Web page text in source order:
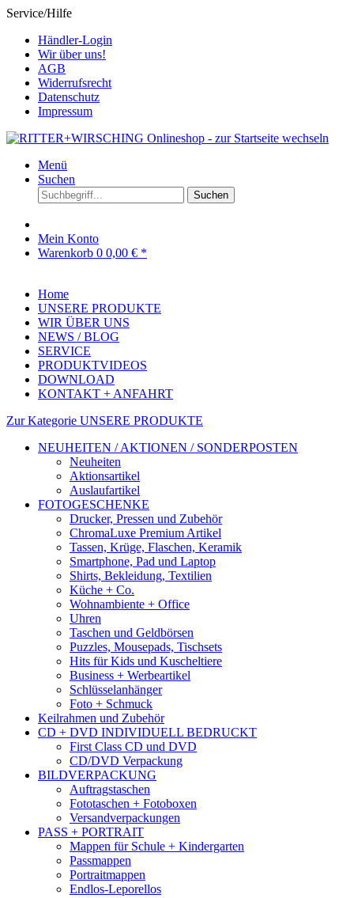
Service/Hilfe
Händler-Login
Wir über uns!
AGB
Widerrufsrecht
Datenschutz
Impressum
Menü
Suchen
Suchen
Mein Konto
Warenkorb 0 0,00 € *
Home
UNSERE PRODUKTE
WIR ÜBER UNS
NEWS / BLOG
SERVICE
PRODUKTVIDEOS
DOWNLOAD
KONTAKT + ANFAHRT
Zur Kategorie UNSERE PRODUKTE
NEUHEITEN / AKTIONEN / SONDERPOSTEN
Neuheiten
Aktionsartikel
Auslaufartikel
FOTOGESCHENKE
Drucker, Pressen und Zubehör
ChromaLuxe Premium Artikel
Tassen, Krüge, Flaschen, Keramik
Smartphone, Pad und Laptop
Shirts, Bekleidung, Textilien
Küche + Co.
Wohnambiente + Office
Uhren
Taschen und Geldbörsen
Puzzles, Mousepads, Tischsets
Hits für Kids und Kuscheltiere
Business + Werbeartikel
Schlüsselanhänger
Foto + Schmuck
Keilrahmen und Zubehör
CD + DVD INDIVIDUELL BEDRUCKT
First Class CD und DVD
CD/DVD Verpackung
BILDVERPACKUNG
Auftragstaschen
Fototaschen + Fotoboxen
Versandverpackungen
PASS + PORTRAIT
Mappen für Schule + Kindergarten
Passmappen
Portraitmappen
Endlos-Leporellos